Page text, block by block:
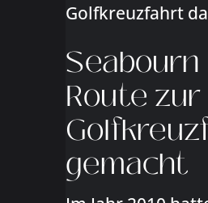
Golfkreuzfahrt
Seabourn
Route zur
gemacht